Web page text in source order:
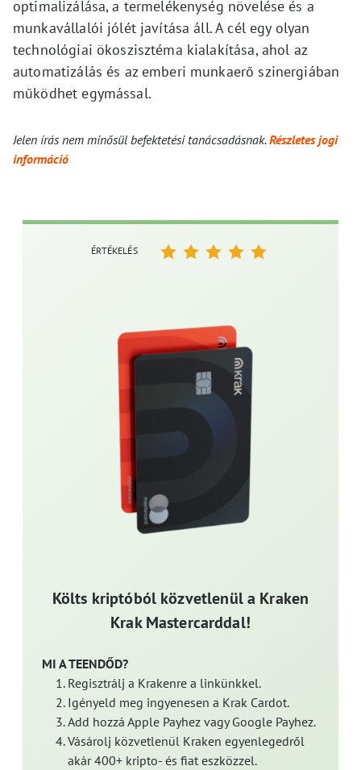
optimalizálása, a termelékenység növelése és a
munkavállalói jólét javítása áll. A cél egy olyan
technológiai ökoszisztéma kialakítása, ahol az
automatizálás és az emberi munkaerő szinergiában
működhet egymással.
Jelen írás nem minősül befektetési tanácsadásnak.Részletes jogi
információ
Költs kriptóból közvetlenül a Kraken
Krak Mastercarddal!
MI A TEENDŐD?
Regisztrálj a Krakenre a linkünkkel.
Igényeld meg ingyenesen a Krak Cardot.
Add hozzá Apple Payhez vagy Google Payhez.
Vásárolj közvetlenül Kraken egyenlegedről
akár 400+ kripto- és fiat eszközzel.
ÉRTÉKELÉS